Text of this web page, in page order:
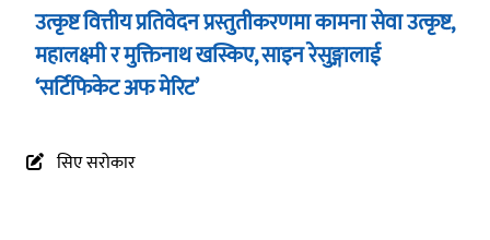
उत्कृष्ट वित्तीय प्रतिवेदन प्रस्तुतीकरणमा कामना सेवा उत्कृष्ट,
महालक्ष्मी र मुक्तिनाथ खस्किए, साइन रेसुङ्गालाई
‘सर्टिफिकेट अफ मेरिट’
सिए सरोकार